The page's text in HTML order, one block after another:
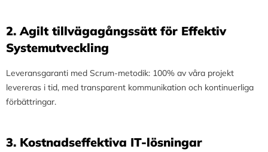
2.⁠ ⁠Agilt tillvägagångssätt för Effektiv
Systemutveckling
Leveransgaranti med Scrum-metodik: 100% av våra projekt
levereras i tid, med transparent kommunikation och kontinuerliga
förbättringar.
3.⁠ ⁠Kostnadseffektiva IT-lösningar